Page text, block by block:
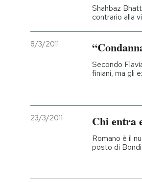
Shahbaz
contrario alla
8/3/2011
Secondo
finiani, ma gli
23/3/2011 Chi entra
Romano è il
posto di Bondi